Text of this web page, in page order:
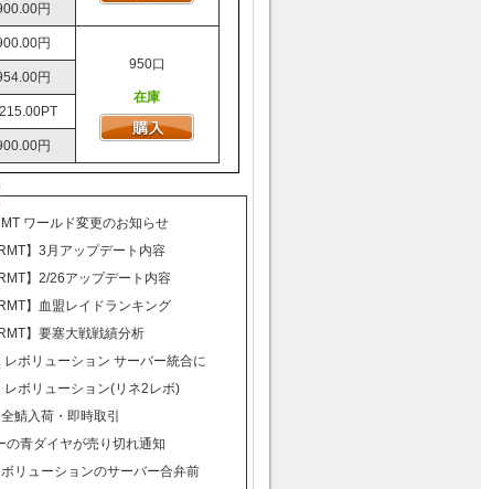
円
円
950口
在庫
円
円
ワールド変更のお知らせ
】3月アップデート内容
】2/26アップデート内容
】血盟レイドランキング
】要塞大戦戦績分析
レボリューション サーバー統合に
レボリューション(リネ2レボ)
即時対応不可
鯖入荷・即時取引
の青ダイヤが売り切れ通知
リューションのサーバー合弁前